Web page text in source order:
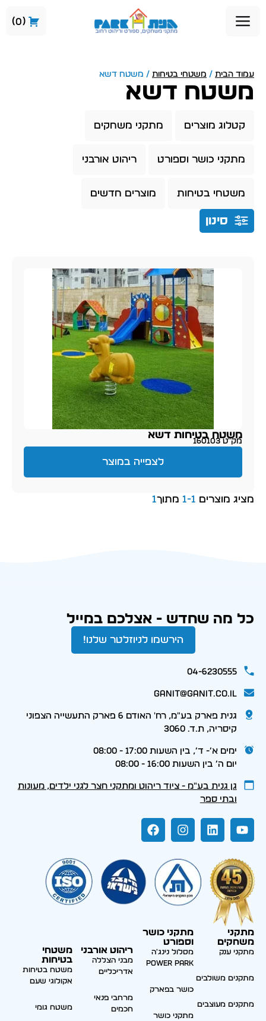
0
עמוד הבית / משטחי בטיחות / משטח דשא
משטח דשא
קטלוג מוצרים מתקני משחקים
מתקני כושר וספורט ריהוט אורבני
משטחי בטיחות מוצרים חדשים
סינון
משטח בטיחות דשא
מק״ט 160103
לצפייה במוצר
מציג מוצרים 1-1 מתוך1
כל מה שחדש - אצלכם במייל
הירשמו לניוזלטר שלנו!
04-6230555
ganit@ganit.co.il
גנית פארק בע"מ, רח' האודם 6 פארק התעשייה הצפוני
קיסריה, ת.ד. 3060
ימים א׳- ד׳, בין השעות 17:00 - 08:00
יום ה׳ בין השעות 16:00 - 08:00
גן גנית בע״מ - ציוד ריהוט ומתקני חצר לגני ילדים, מעונות
ובתי ספר
מתקני
משחקים
מתקני ענק
מתקנים משולבים
מתקנים מעוצבים
מתקני כושר
וספורט
מסלול נינג'ה
Power park
כושר בפארק
מתקני כושר
ריהוט אורבני
מבני הצללה
אדריכליים
מרחבי פנאי
חכמים
משטחי
בטיחות
משטח בטיחות
אקולוגי שעם
משטח גומי